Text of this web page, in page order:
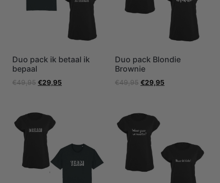
Duo pack ik betaal ik
bepaal
€49,95 €29,95
Duo pack Blondie
Brownie
€49,95 €29,95